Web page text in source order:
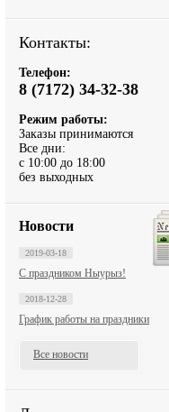
Контакты:
Телефон:
8 (7172) 34-32-38
Режим работы:
Заказы принимаются
Все дни:
с 10:00 до 18:00
без выходных
Новости
2019-03-18
С праздником Ныурыз!
2018-12-28
График работы на праздники
Все новости